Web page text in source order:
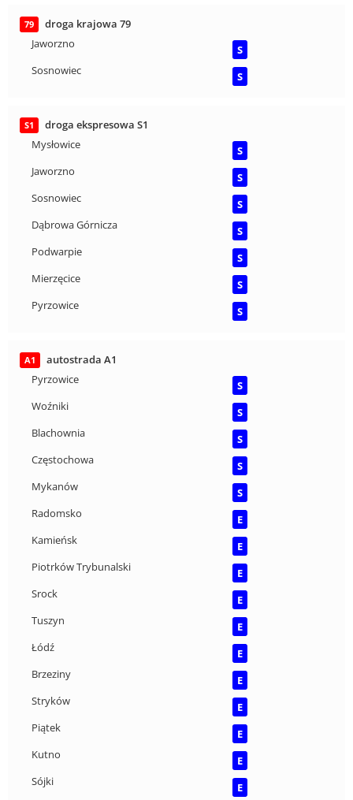
79
droga krajowa 79
Jaworzno
S
Sosnowiec
S
S1
droga ekspresowa S1
Mysłowice
S
Jaworzno
S
Sosnowiec
S
Dąbrowa Górnicza
S
Podwarpie
S
Mierzęcice
S
Pyrzowice
S
A1
autostrada A1
Pyrzowice
S
Woźniki
S
Blachownia
S
Częstochowa
S
Mykanów
S
Radomsko
E
Kamieńsk
E
Piotrków Trybunalski
E
Srock
E
Tuszyn
E
Łódź
E
Brzeziny
E
Stryków
E
Piątek
E
Kutno
E
Sójki
E